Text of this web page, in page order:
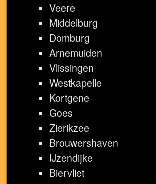
Veere
Middelburg
Domburg
Arnemuiden
Vlissingen
Westkapelle
Kortgene
Goes
Zierikzee
Brouwershaven
IJzendijke
Biervliet